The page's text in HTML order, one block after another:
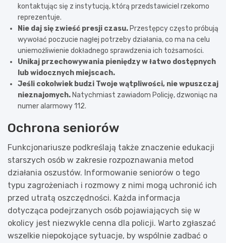
kontaktując się z instytucją, którą przedstawiciel rzekomo
reprezentuje.
Nie daj się zwieść presji czasu. Przestępcy często próbują
wywołać poczucie nagłej potrzeby działania, co ma na celu
uniemożliwienie dokładnego sprawdzenia ich tożsamości.
Unikaj przechowywania pieniędzy w łatwo dostępnych
lub widocznych miejscach.
Jeśli cokolwiek budzi Twoje wątpliwości, nie wpuszczaj
nieznajomych. Natychmiast zawiadom Policję, dzwoniąc na
numer alarmowy 112.
Ochrona seniorów
Funkcjonariusze podkreślają także znaczenie edukacji
starszych osób w zakresie rozpoznawania metod
działania oszustów. Informowanie seniorów o tego
typu zagrożeniach i rozmowy z nimi mogą uchronić ich
przed utratą oszczędności. Każda informacja
dotycząca podejrzanych osób pojawiających się w
okolicy jest niezwykle cenna dla policji. Warto zgłaszać
wszelkie niepokojące sytuacje, by wspólnie zadbać o